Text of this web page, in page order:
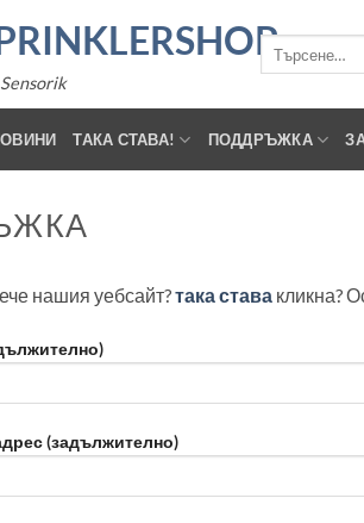
ТАКА СТАВА! ПОДДРЪЖКА
нашия уебсайт?така става кликна?
(задължително)